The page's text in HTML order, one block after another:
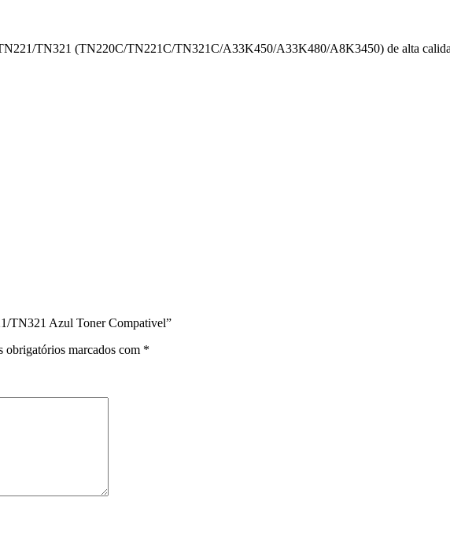
TN321 (TN220C/TN221C/TN321C/A33K450/A33K480/A8K3450) de alta
TN321 Azul Toner Compativel”
obrigatórios marcados com *